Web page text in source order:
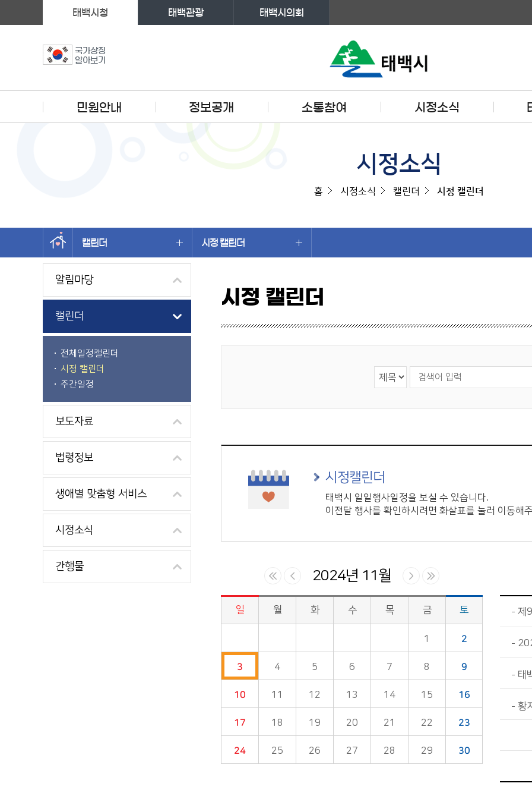
국가상징
알아보기
태백시청 태백관광 태백시의회
민원안내 정보공개 소통참여 시정소식
시정소식
홈 시정소식 캘린더 시정 캘린더
캘린더 시정 캘린더
왼쪽메뉴
알림마당
캘린더
전체일정캘린더
시정 캘린더
주간일정
보도자료
법령정보
생애별 맞춤형 서비스
시정소식
간행물
시정 캘린더
시정캘린더
태백시 일일행사일정을 보실 수 있습니다.
이전달 행사를 확인하시려면 화살표를 눌러 이동해
2024년 11월
시정소식>시정 캘린더 게시판의 (2024년 11월) 달력형태로 일정명, 일정내용을 제공합니다.
일 월 화 수 목 금 토
1 2
3 4 5 6 7 8 9
10 11 12 13 14 15 16
17 18 19 20 21 22 23
24 25 26 27 28 29 30
제
태
황